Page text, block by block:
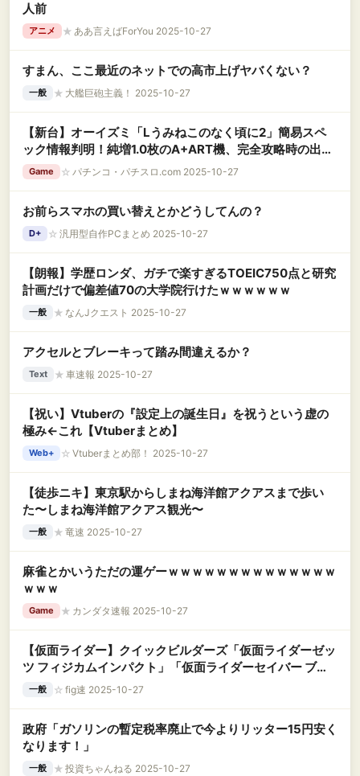
人前
アニメ ★ ああ言えばForYou 2025-10-27
すまん、ここ最近のネットでの高市上げヤバくない？
一般 ★ 大艦巨砲主義！ 2025-10-27
【新台】オーイズミ「Lうみねこのなく頃に2」簡易スペ
ック情報判明！純増1.0枚のA+ART機、完全攻略時の出率
は1で103％
Game ☆ パチンコ・パチスロ.com 2025-10-27
お前らスマホの買い替えとかどうしてんの？
D+ ☆ 汎用型自作PCまとめ 2025-10-27
【朗報】学歴ロンダ、ガチで楽すぎるTOEIC750点と研究
計画だけで偏差値70の大学院行けたｗｗｗｗｗｗ
一般 ★ なんJクエスト 2025-10-27
アクセルとブレーキって踏み間違えるか？
Text ★ 車速報 2025-10-27
【祝い】Vtuberの『設定上の誕生日』を祝うという虚の
極み←これ【Vtuberまとめ】
Web+ ☆ Vtuberまとめ部！ 2025-10-27
【徒歩ニキ】東京駅からしまね海洋館アクアスまで歩い
た〜しまね海洋館アクアス観光〜
一般 ★ 竜速 2025-10-27
麻雀とかいうただの運ゲーｗｗｗｗｗｗｗｗｗｗｗｗｗｗ
ｗｗｗ
Game ★ カンダタ速報 2025-10-27
【仮面ライダー】クイックビルダーズ「仮面ライダーゼッ
ツ フィジカムインパクト」「仮面ライダーセイバー ブレ
イブドラゴン」「仮面ライダー電王 ソードフォーム」プ
ラモデル【12月発売決定】
一般 ☆ fig速 2025-10-27
政府「ガソリンの暫定税率廃止で今よりリッター15円安く
なります！」
一般 ★ 投資ちゃんねる 2025-10-27